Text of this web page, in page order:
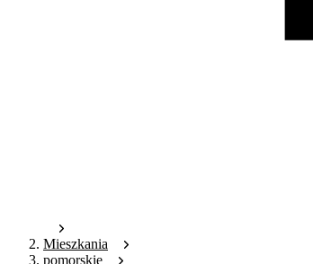
Mieszkania
pomorskie